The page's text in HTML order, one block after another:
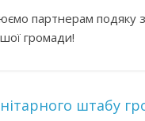
партнерам подяку
громади!
штабу